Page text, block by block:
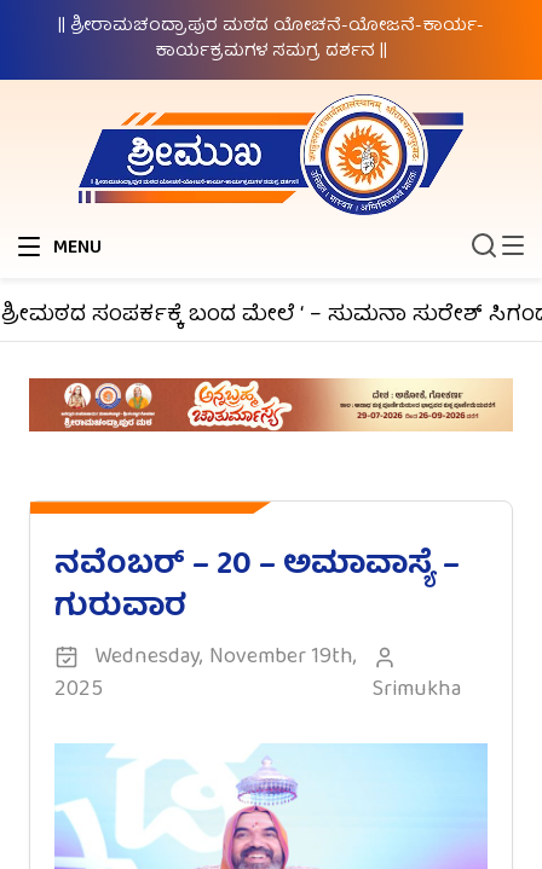
|| ಶ್ರೀರಾಮಚಂದ್ರಾಪುರ ಮಠದ ಯೋಚನೆ-ಯೋಜನೆ-ಕಾರ್ಯ-
ಕಾರ್ಯಕ್ರಮಗಳ ಸಮಗ್ರ ದರ್ಶನ ||
MENU
ಸಂಪರ್ಕಕ್ಕೆ ಬಂದ ಮೇಲೆ ‘ – ಸುಮನಾ ಸುರೇಶ್
ನವೆಂಬರ್ – 20 – ಅಮಾವಾಸ್ಯೆ –
ಗುರುವಾರ
Wednesday, November 19th,
2025
Srimukha